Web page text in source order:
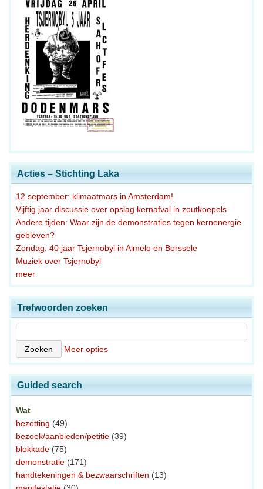
Acties – Stichting Laka
12 september: klimaatmars in Amsterdam!
Vijftig jaar discussie over opslag kernafval in zoutkoepels
Andere tijden: Waar zijn de demonstraties tegen kernenergie
gebleven?
Zondag: 40 jaar Tsjernobyl in Almelo en Borssele
Muziek over Tsjernobyl
meer
Trefwoorden zoeken
Meer opties
Guided search
Wat
bezetting (49)
bezoek/aanbieden/petitie (39)
blokkade (75)
demonstratie (171)
handtekeningen & bezwaarschriften (13)